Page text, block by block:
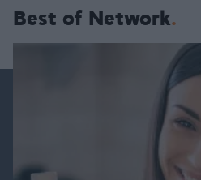
Best of Network